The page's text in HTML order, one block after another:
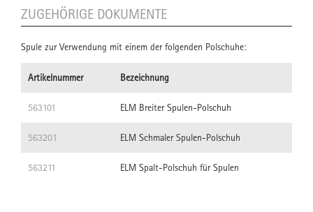
ZUGEHÖRIGE DOKUMENTE
Spule zur Verwendung mit einem der folgenden Polschuhe:
Artikelnummer Bezeichnung
563101 ELM Breiter Spulen-Polschuh
563201 ELM Schmaler Spulen-Polschuh
563211 ELM Spalt-Polschuh für Spulen